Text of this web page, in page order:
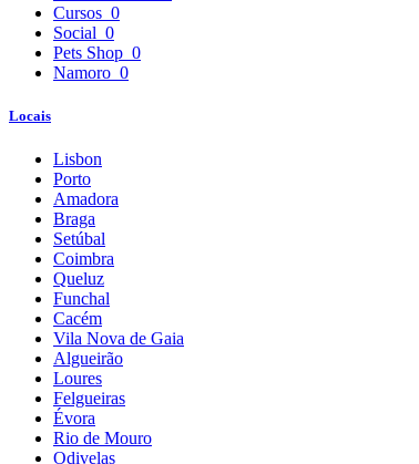
Cursos 0
Social 0
Pets Shop 0
Namoro 0
Locais
Lisbon
Porto
Amadora
Braga
Setúbal
Coimbra
Queluz
Funchal
Cacém
Vila Nova de Gaia
Algueirão
Loures
Felgueiras
Évora
Rio de Mouro
Odivelas